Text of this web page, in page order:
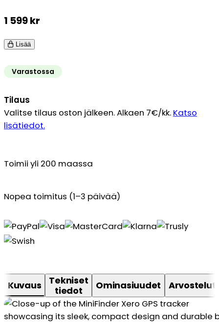
1 599kr
Lisää
Varastossa
Tilaus
Valitse tilaus oston jälkeen. Alkaen 7€/kk. Katso
lisätiedot.
Toimii yli 200 maassa
Nopea toimitus (1–3 päivää)
Kuvaus
Tekniset
tiedot
Ominasiuudet Arvostelut